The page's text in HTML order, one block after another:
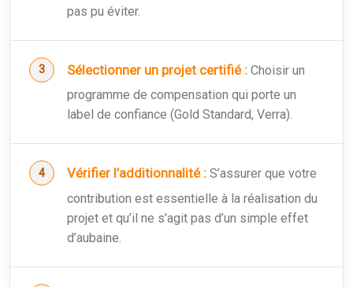
pas pu éviter.
Sélectionner un projet certifié : Choisir un
programme de compensation qui porte un
label de confiance (Gold Standard, Verra).
Vérifier l’additionnalité : S’assurer que votre
contribution est essentielle à la réalisation du
projet et qu’il ne s’agit pas d’un simple effet
d’aubaine.